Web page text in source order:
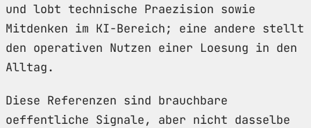
und lobt technische Praezision sowie
Mitdenken im KI-Bereich; eine andere stellt
den operativen Nutzen einer Loesung in den
Alltag.
Diese Referenzen sind brauchbare
oeffentliche Signale, aber nicht dasselbe